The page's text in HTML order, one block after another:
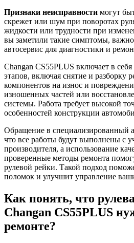
Признаки неисправности могут
скрежет или шум при поворотах
жидкости или трудности при
вы заметили такие симптомы,
автосервис для диагностики и
Changan CS55PLUS включает в
этапов, включая снятие и разборку
компонентов на износ и
изношенных частей или
системы. Работа требует высокой
особенностей конструкции
Обращение в специализированный
что все работы будут выполнены с
производителя, а использование
проверенные методы ремонта
рулевой рейки. Такой подход
поломок и улучшит управление
Как понять, что
Changan CS55PLUS
ремонте?